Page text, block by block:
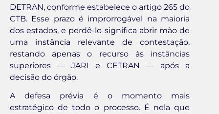
DETRAN, conforme estabelece o artigo 265 do
CTB. Esse prazo é improrrogável na maioria
dos estados, e perdê-lo significa abrir mão de
uma instância relevante de contestação,
restando apenas o recurso às instâncias
superiores — JARI e CETRAN — após a
decisão do órgão.
A defesa prévia é o momento mais
estratégico de todo o processo. É nela que